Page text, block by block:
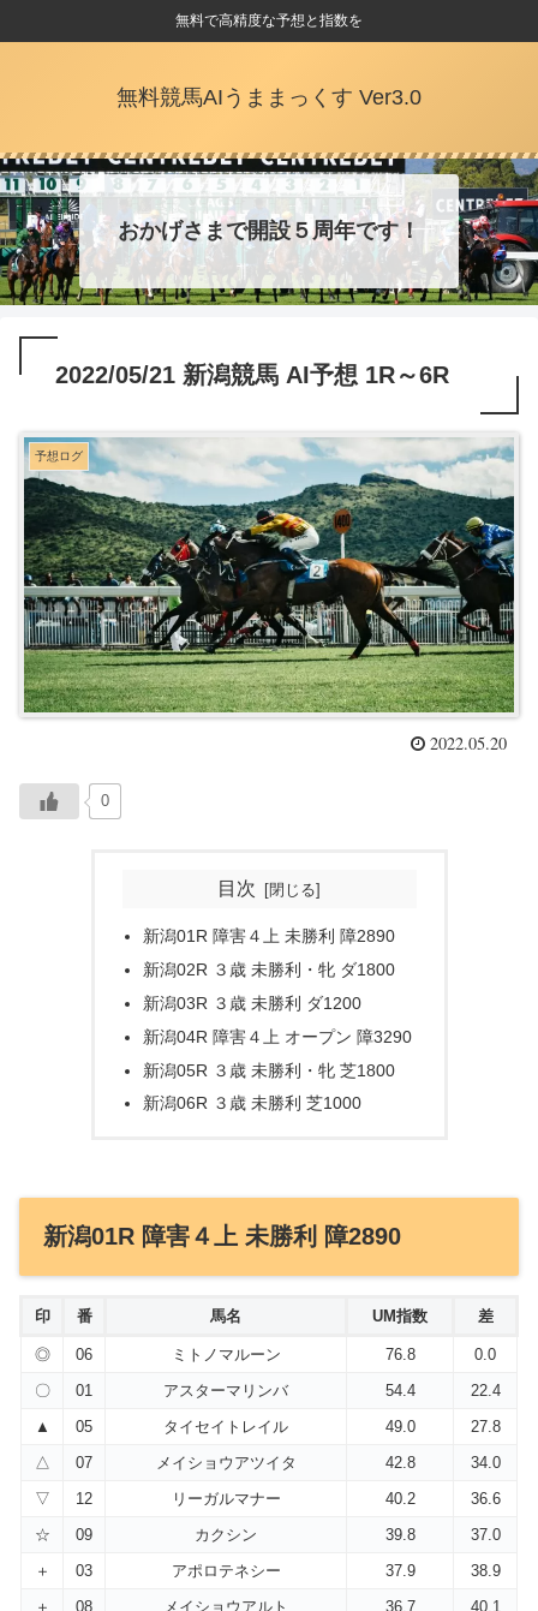
無料で高精度な予想と指数を
無料競馬AIうままっくす Ver3.0
おかげさまで開設５周年です！
2022/05/21 新潟競馬 AI予想 1R～6R
予想ログ
2022.05.20
0
目次
新潟01R 障害４上 未勝利 障2890
新潟02R ３歳 未勝利・牝 ダ1800
新潟03R ３歳 未勝利 ダ1200
新潟04R 障害４上 オープン 障3290
新潟05R ３歳 未勝利・牝 芝1800
新潟06R ３歳 未勝利 芝1000
新潟01R 障害４上 未勝利 障2890
印 番 馬名 UM指数 差
◎ 06 ミトノマルーン 76.8
0.0
〇
01 アスターマリンバ 54.4
22.4
▲
05 タイセイトレイル 49.0
27.8
△
07 メイショウアツイタ 42.8
34.0
▽
12 リーガルマナー 40.2
36.6
☆
09 カクシン 39.8
37.0
＋
03 アポロテネシー 37.9
38.9
＋
08 メイショウアルト 36.7
40.1